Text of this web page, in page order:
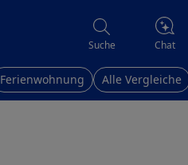
Suche Chat
Ferienwohnung Alle Vergleiche